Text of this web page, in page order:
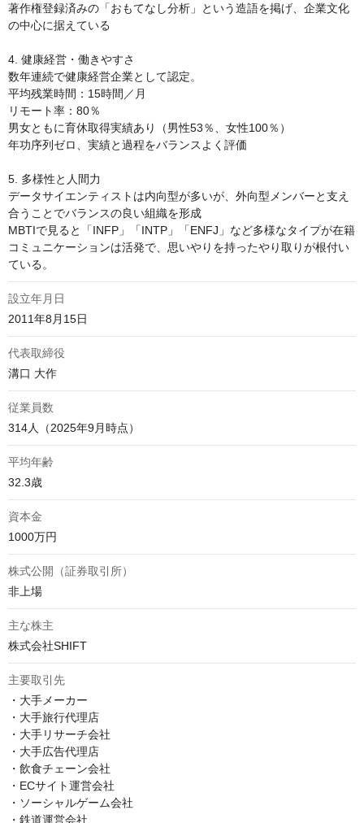
著作権登録済みの「おもてなし分析」という造語を掲げ、企業文化
の中心に据えている
4. 健康経営・働きやすさ
数年連続で健康経営企業として認定。
平均残業時間：15時間／月
リモート率：80％
男女ともに育休取得実績あり（男性53％、女性100％）
年功序列ゼロ、実績と過程をバランスよく評価
5. 多様性と人間力
データサイエンティストは内向型が多いが、外向型メンバーと支え
合うことでバランスの良い組織を形成
MBTIで見ると「INFP」「INTP」「ENFJ」など多様なタイプが在籍
コミュニケーションは活発で、思いやりを持ったやり取りが根付い
ている。
設立年月日
2011年8月15日
代表取締役
溝口 大作
従業員数
314人（2025年9月時点）
平均年齢
32.3歳
資本金
1000万円
株式公開（証券取引所）
非上場
主な株主
株式会社SHIFT
主要取引先
・大手メーカー
・大手旅行代理店
・大手リサーチ会社
・大手広告代理店
・飲食チェーン会社
・ECサイト運営会社
・ソーシャルゲーム会社
・鉄道運営会社